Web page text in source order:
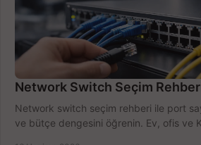
Network Switch Seçim
Network switch seçim rehberi ile port
ve bütçe dengesini öğrenin. Ev, ofis ve